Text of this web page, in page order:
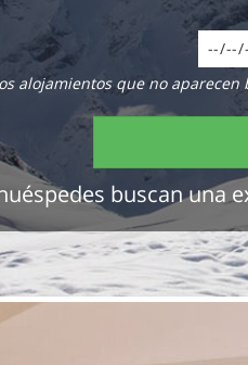
alojamientos que no
buscan una